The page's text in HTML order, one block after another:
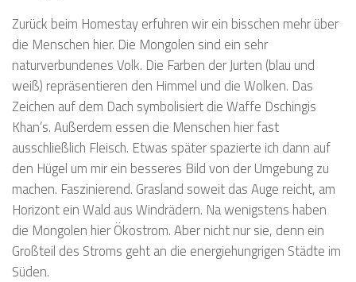
Zurück beim Homestay erfuhren wir ein bisschen mehr über
die Menschen hier. Die Mongolen sind ein sehr
naturverbundenes Volk. Die Farben der Jurten (blau und
weiß) repräsentieren den Himmel und die Wolken. Das
Zeichen auf dem Dach symbolisiert die Waffe Dschingis
Khan’s. Außerdem essen die Menschen hier fast
ausschließlich Fleisch. Etwas später spazierte ich dann auf
den Hügel um mir ein besseres Bild von der Umgebung zu
machen. Faszinierend. Grasland soweit das Auge reicht, am
Horizont ein Wald aus Windrädern. Na wenigstens haben
die Mongolen hier Ökostrom. Aber nicht nur sie, denn ein
Großteil des Stroms geht an die energiehungrigen Städte im
Süden.